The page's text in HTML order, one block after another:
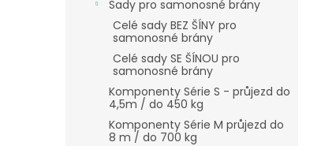
Sady pro samonosné brány
Celé sady BEZ ŠÍNY pro
samonosné brány
Celé sady SE ŠÍNOU pro
samonosné brány
Komponenty Série S - průjezd do
4,5m / do 450 kg
Komponenty Série M průjezd do
8 m / do 700 kg